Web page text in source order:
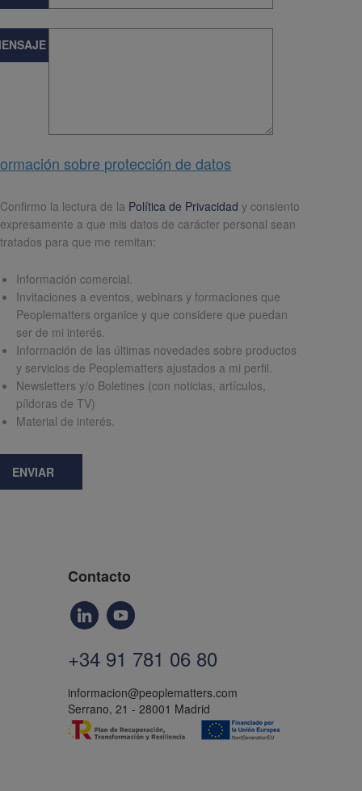
sobre protección de datos
Confirmo la lectura de la Política de Privacidad y consiento
expresamente a que mis datos de carácter personal sean
tratados para que me remitan:
Información comercial.
Invitaciones a eventos, webinars y formaciones que
Peoplematters organice y que considere que puedan
ser de mi interés.
Información de las últimas novedades sobre productos
y servicios de Peoplematters ajustados a mi perfil.
Newsletters y/o Boletines (con noticias, artículos,
píldoras de TV)
Material de interés.
ENVIAR
Contacto
+34 91 781 06 80
informacion@peoplematters.com
Serrano, 21 - 28001 Madrid